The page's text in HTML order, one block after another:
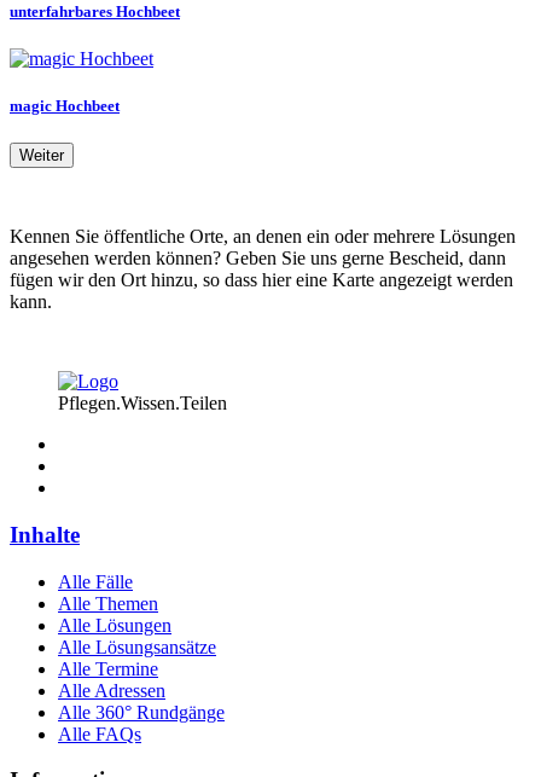
unterfahrbares Hochbeet
magic Hochbeet
Weiter
Kennen Sie öffentliche Orte, an denen ein oder mehrere Lösungen
angesehen werden können? Geben Sie uns gerne Bescheid, dann
fügen wir den Ort hinzu, so dass hier eine Karte angezeigt werden
kann.
Pflegen.Wissen.Teilen
Inhalte
Alle Fälle
Alle Themen
Alle Lösungen
Alle Lösungsansätze
Alle Termine
Alle Adressen
Alle 360° Rundgänge
Alle FAQs